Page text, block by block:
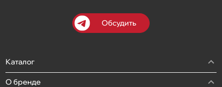
Обсудить
Каталог
О бренде